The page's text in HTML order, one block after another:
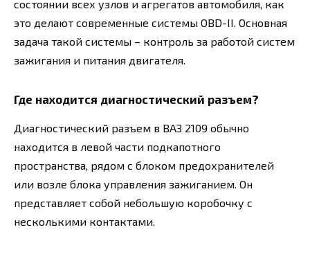
состоянии всех узлов и агрегатов автомобиля, как
это делают современные системы OBD-II. Основная
задача такой системы – контроль за работой систем
зажигания и питания двигателя.
Где находится диагностический разъем?
Диагностический разъем в ВАЗ 2109 обычно
находится в левой части подкапотного
пространства, рядом с блоком предохранителей
или возле блока управления зажиганием. Он
представляет собой небольшую коробочку с
несколькими контактами.